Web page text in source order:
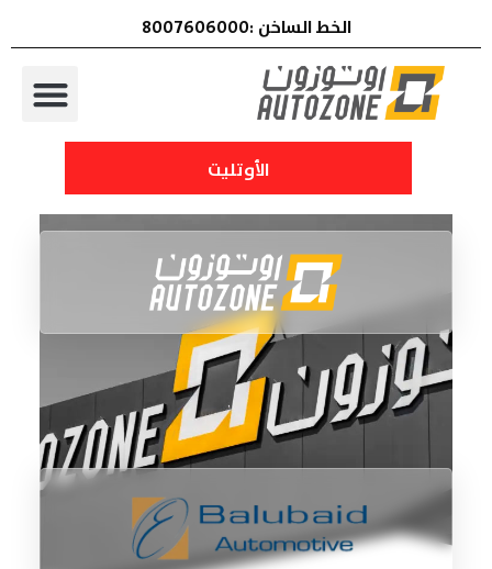
الخط الساخن :8007606000
الأوتليت